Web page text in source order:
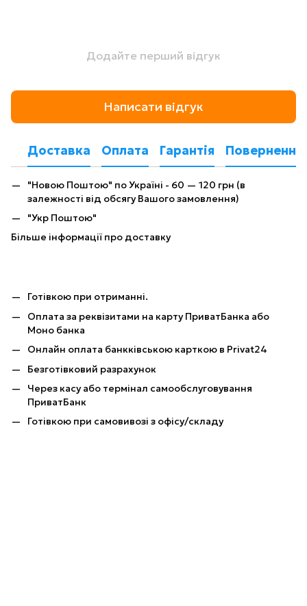
Додайте перший відгук
Написати відгук
Доставка Оплата Гарантія Повернення
"Новою Поштою" по Україні - 60 — 120 грн (в
залежності від обсягу Вашого замовлення)
"Укр Поштою"
Більше інформації про доставку
Готівкою при отриманні.
Оплата за реквізитами на карту ПриватБанка або
Моно банка
Онлайн оплата банкківською карткою в Privat24
Безготівковий разрахунок
Через касу або термінал самообслуговування
ПриватБанк
Готівкою при самовивозі з офісу/складу